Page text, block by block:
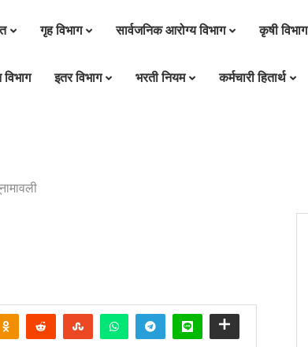
गृह विभाग सार्वजनिक आरोग्य विभाग कृषी विभाग
इतर विभाग भरती नियम कर्मचारी हितार्थ